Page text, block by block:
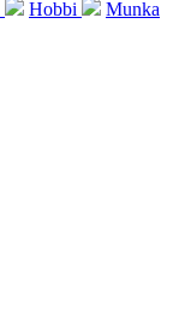
Hobbi Munka